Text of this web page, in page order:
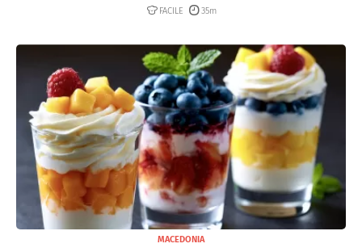
FACILE 35m
MACEDONIA